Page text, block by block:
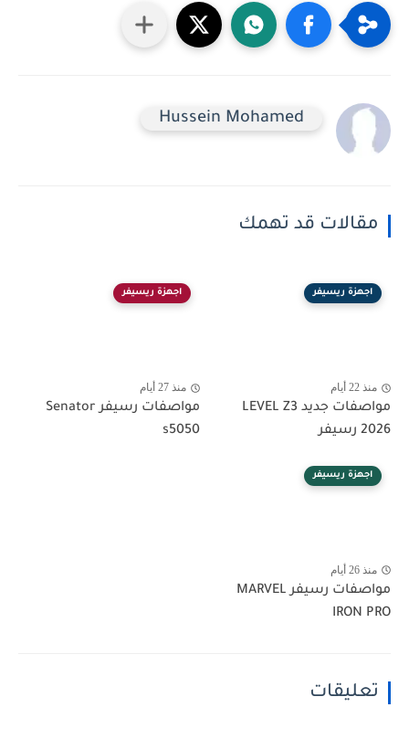
Hussein Mohamed
مقالات قد تهمك
اجهزة ريسيفر
منذ 22 أيام
مواصفات جديد LEVEL Z3
2026 رسيفر
اجهزة ريسيفر
منذ 27 أيام
مواصفات رسيفر Senator
s5050
اجهزة ريسيفر
منذ 26 أيام
مواصفات رسيفر MARVEL
IRON PRO
تعليقات